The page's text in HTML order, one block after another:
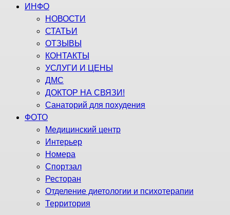
ИНФО
НОВОСТИ
СТАТЬИ
ОТЗЫВЫ
КОНТАКТЫ
УСЛУГИ И ЦЕНЫ
ДМС
ДОКТОР НА СВЯЗИ!
Санаторий для похудения
ФОТО
Медицинский центр
Интерьер
Номера
Спортзал
Ресторан
Отделение диетологии и психотерапии
Территория